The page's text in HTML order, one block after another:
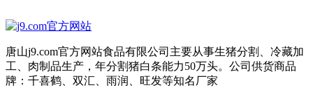
唐山j9.com官方网站食品有限公司主要从事生猪分割、冷藏加
工、肉制品生产，年分割猪白条能力50万头。公司供货商品
牌：千喜鹤、双汇、雨润、旺发等知名厂家